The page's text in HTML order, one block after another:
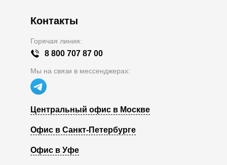
Контакты
Горячая линия:
8 800 707 87 00
Мы на связи в мессенджерах:
Центральный офис в Москве
Офис в Санкт-Петербурге
Офис в Уфе